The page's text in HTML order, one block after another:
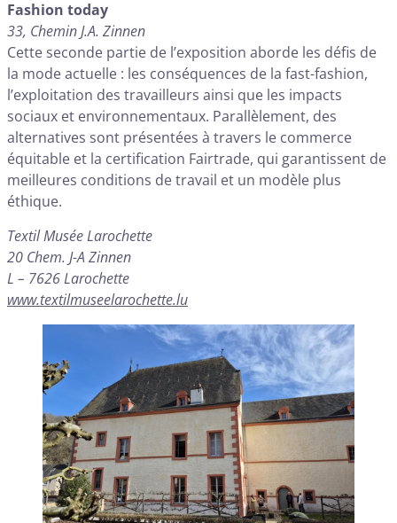
Fashion today
33, Chemin J.A. Zinnen
Cette seconde partie de l’exposition aborde les défis de
la mode actuelle : les conséquences de la fast-fashion,
l’exploitation des travailleurs ainsi que les impacts
sociaux et environnementaux. Parallèlement, des
alternatives sont présentées à travers le commerce
équitable et la certification Fairtrade, qui garantissent de
meilleures conditions de travail et un modèle plus
éthique.
Textil Musée Larochette
20 Chem. J-A Zinnen
L – 7626 Larochette
www.textilmuseelarochette.lu